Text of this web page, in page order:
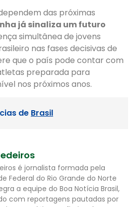
das próximas
já sinaliza um futuro
simultânea de jovens
nas fases decisivas de
que o país pode contar com
preparada para
nos próximos anos.
de Brasil
é jornalista formada pela
Federal do Rio Grande do Norte
a equipe do Boa Notícia Brasil,
com reportagens pautadas por